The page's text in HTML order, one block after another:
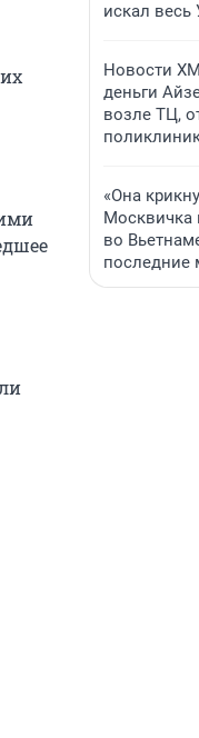
искал весь
Новости
деньги
возле ТЦ,
«Она
Москвичка
во
последние